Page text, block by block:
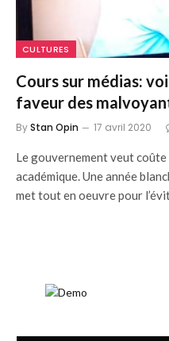
CULTURES
Cours sur médias:
faveur des
ByStan Opin 17 avril 2020
Le gouvernement veut coûte
académique. Une année
met tout en oeuvre pour